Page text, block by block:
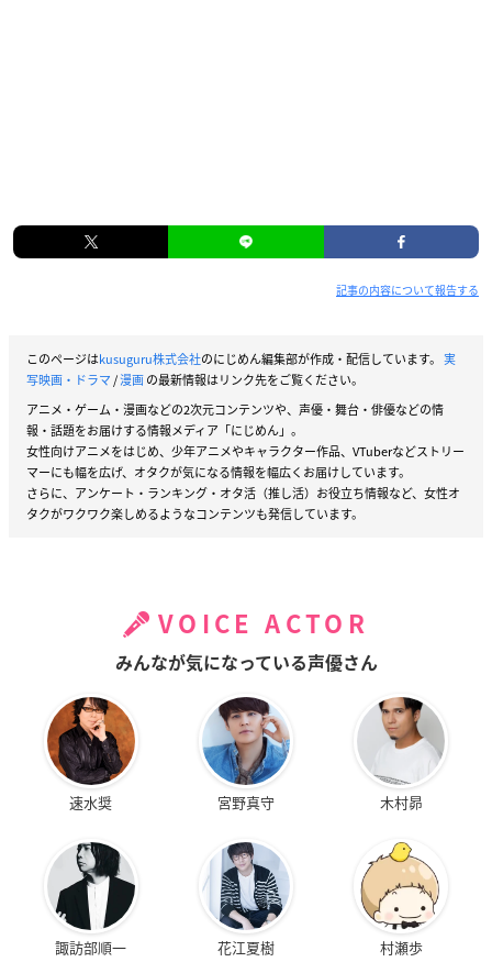
記事の内容について報告する
このページはkusuguru株式会社のにじめん編集部が作成・配信しています。 実
写映画・ドラマ/漫画の最新情報はリンク先をご覧ください。
アニメ・ゲーム・漫画などの2次元コンテンツや、声優・舞台・俳優などの情
報・話題をお届けする情報メディア「にじめん」。
女性向けアニメをはじめ、少年アニメやキャラクター作品、VTuberなどストリー
マーにも幅を広げ、オタクが気になる情報を幅広くお届けしています。
さらに、アンケート・ランキング・オタ活（推し活）お役立ち情報など、女性オ
タクがワクワク楽しめるようなコンテンツも発信しています。
VOICE ACTOR
みんなが気になっている声優さん
速水奨 宮野真守 木村昴
諏訪部順一 花江夏樹 村瀬歩